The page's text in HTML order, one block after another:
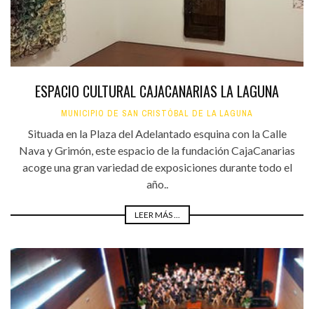
ESPACIO CULTURAL CAJACANARIAS LA LAGUNA
MUNICIPIO DE SAN CRISTÓBAL DE LA LAGUNA
Situada en la Plaza del Adelantado esquina con la Calle
Nava y Grimón, este espacio de la fundación CajaCanarias
acoge una gran variedad de exposiciones durante todo el
año..
LEER MÁS ...